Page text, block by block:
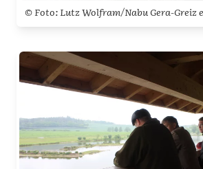
© Foto: Lutz Wolfram/Nabu Gera-Greiz